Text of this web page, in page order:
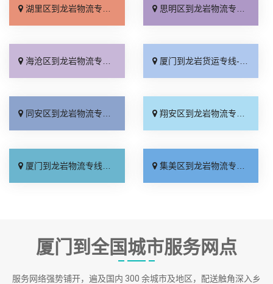
湖里区到龙岩物流专线_计费标准「天天发车」 思明区到龙岩物流专线_送货上门「专业可靠」
海沧区到龙岩物流专线_实时反馈「高效快运」 厦门到龙岩货运专线-厦门到龙岩物流公司_送货到门「上门取件」
同安区到龙岩物流专线_快运直达「多少一方」 翔安区到龙岩物流专线_托运省心「费用多少」
厦门到龙岩物流专线_资质齐全「直达不中转」 集美区到龙岩物流专线_专业调车「价格透明」
厦门到全国城市服务网点
服务网络强势铺开，遍及国内 300 余城市及地区，配送触角深入乡